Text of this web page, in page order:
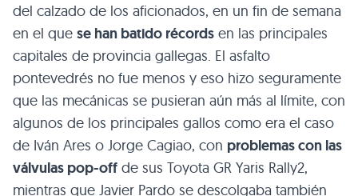
del calzado de los aficionados, en un fin de semana
en el que se han batido récords en las principales
capitales de provincia gallegas. El asfalto
pontevedrés no fue menos y eso hizo seguramente
que las mecánicas se pusieran aún más al límite, con
algunos de los principales gallos como era el caso
de Iván Ares o Jorge Cagiao, con problemas con las
válvulas pop-off de sus Toyota GR Yaris Rally2,
mientras que Javier Pardo se descolgaba también